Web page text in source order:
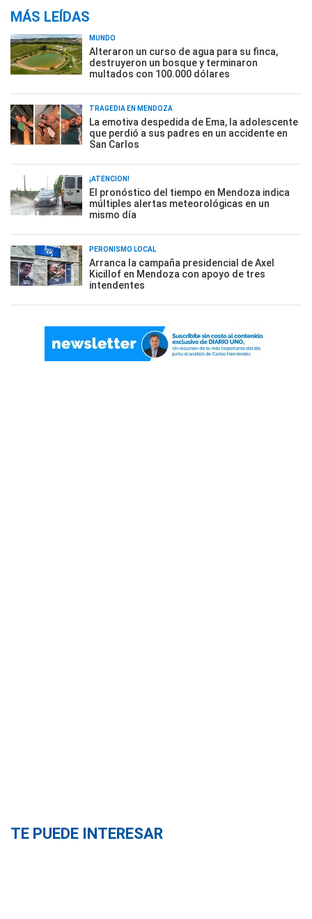
MÁS LEÍDAS
MUNDO
Alteraron un curso de agua para su finca,
destruyeron un bosque y terminaron
multados con 100.000 dólares
TRAGEDIA EN MENDOZA
La emotiva despedida de Ema, la adolescente
que perdió a sus padres en un accidente en
San Carlos
¡ATENCIÓN!
El pronóstico del tiempo en Mendoza indica
múltiples alertas meteorológicas en un
mismo día
PERONISMO LOCAL
Arranca la campaña presidencial de Axel
Kicillof en Mendoza con apoyo de tres
intendentes
TE PUEDE INTERESAR